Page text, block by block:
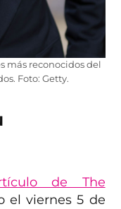
más reconocidos del
Foto: Getty.
de The
el viernes 5 de